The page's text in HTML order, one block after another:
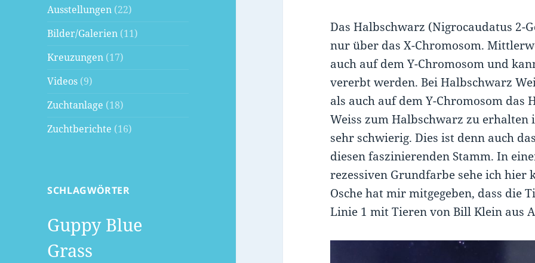
Ausstellungen (22)
Bilder/Galerien (11)
Kreuzungen (17)
Videos (9)
Zuchtanlage (18)
Zuchtberichte (16)
SCHLAGWÖRTER
Guppy Blue
Grass
Das Halbschwarz (Nigrocaudatus 2-
nur über das X-Chromosom.
auch auf dem Y-Chromosom und
vererbt werden. Bei Halbschwarz
als auch auf dem Y-Chromosom das
Weiss zum Halbschwarz zu erhalten
sehr schwierig. Dies ist denn auch
diesen faszinierenden Stamm. In
rezessiven Grundfarbe sehe ich hier
Osche hat mir mitgegeben, dass die
Linie 1 mit Tieren von Bill Klein aus